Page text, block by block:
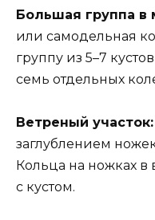
Большая группа в
или самодельная
группу из 5–7
семь отдельных
Ветреный участок:
заглублением
Кольца на ножках в
с кустом.